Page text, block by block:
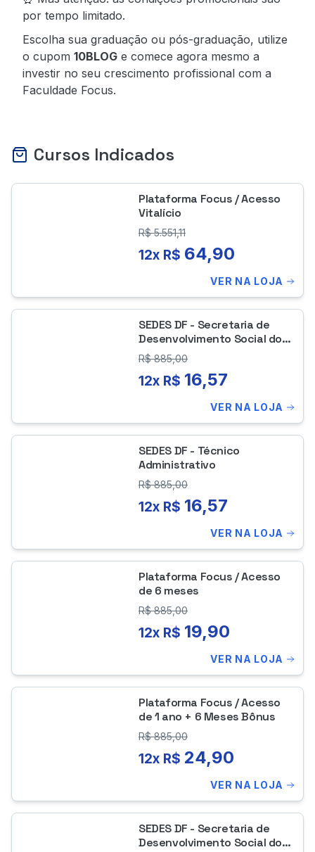
por tempo limitado.
Escolha sua graduação ou pós-graduação, utilize
o cupom 10BLOG e comece agora mesmo a
investir no seu crescimento profissional com a
Faculdade Focus.
Cursos Indicados
Plataforma Focus / Acesso
Vitalício
R$5.551,11
12x R$ 64,90
VER NA LOJA
SEDES DF - Secretaria de
Desenvolvimento Social do
Distrito Federal -Psicologia
R$885,00
12x R$ 16,57
VER NA LOJA
SEDES DF - Técnico
Administrativo
R$885,00
12x R$ 16,57
VER NA LOJA
Plataforma Focus / Acesso
de 6 meses
R$885,00
12x R$ 19,90
VER NA LOJA
Plataforma Focus / Acesso
de 1 ano + 6 Meses Bônus
R$885,00
12x R$ 24,90
VER NA LOJA
SEDES DF - Secretaria de
Desenvolvimento Social do